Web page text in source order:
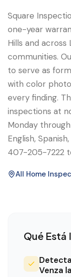
Square
one-year
Hills and across
communities.
to serve as
with color
every finding.
inspections at
Monday
English,
407-205-7222
All Home
Qué Está
Venza